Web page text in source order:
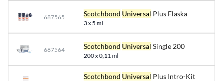
687565 Scotchbond Universal Plus Flaska
3 x 5 ml
687564 Scotchbond Universal Single 200
200 x 0,11 ml
Scotchbond Universal Plus Intro-Kit